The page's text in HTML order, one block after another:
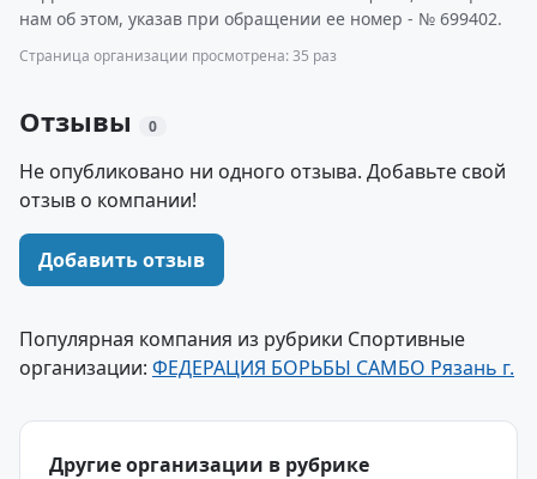
нам об этом, указав при обращении ее номер - № 699402.
Страница организации просмотрена: 35 раз
Отзывы 0
Не опубликовано ни одного отзыва. Добавьте свой
отзыв о компании!
Добавить отзыв
Популярная компания из рубрики Спортивные
организации: ФЕДЕРАЦИЯ БОРЬБЫ САМБО Рязань г.
Другие организации в рубрике